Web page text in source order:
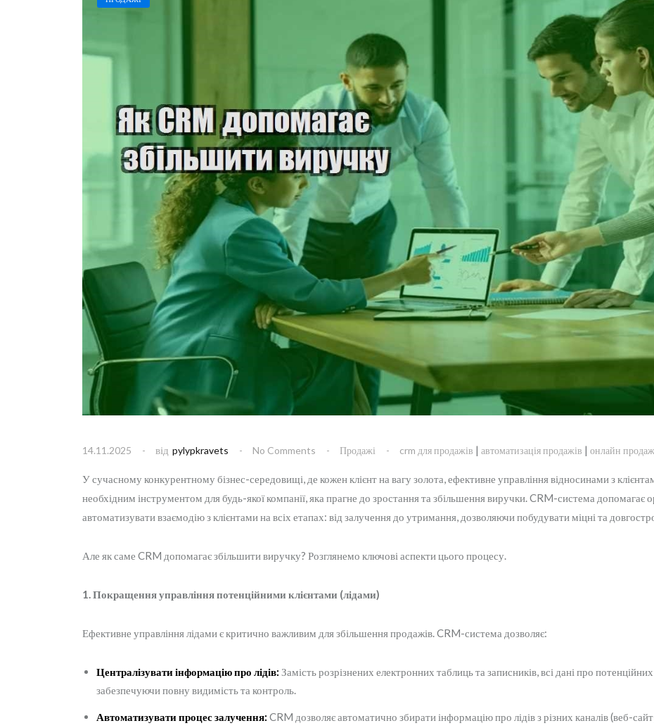
14.11.2025 від pylypkravets No Comments Продажі crm для продажів | автоматизація продажів | онлайн
У сучасному конкурентному бізнес-середовищі, де кожен клієнт на вагу золота, ефективне управління відносинами з
необхідним інструментом для будь-якої компанії, яка прагне до зростання та збільшення виручки. CRM-система допомагає
автоматизувати взаємодію з клієнтами на всіх етапах: від залучення до утримання, дозволяючи побудувати міцні та
Але як саме CRM допомагає збільшити виручку? Розглянемо ключові аспекти цього процесу.
1. Покращення управління потенційними клієнтами (лідами)
Ефективне управління лідами є критично важливим для збільшення продажів. CRM-система дозволяє:
Централізувати інформацію про лідів: Замість розрізнених електронних таблиць та записників, всі дані про
забезпечуючи повну видимість та контроль.
Автоматизувати процес залучення: CRM дозволяє автоматично збирати інформацію про лідів з різних каналів (веб-